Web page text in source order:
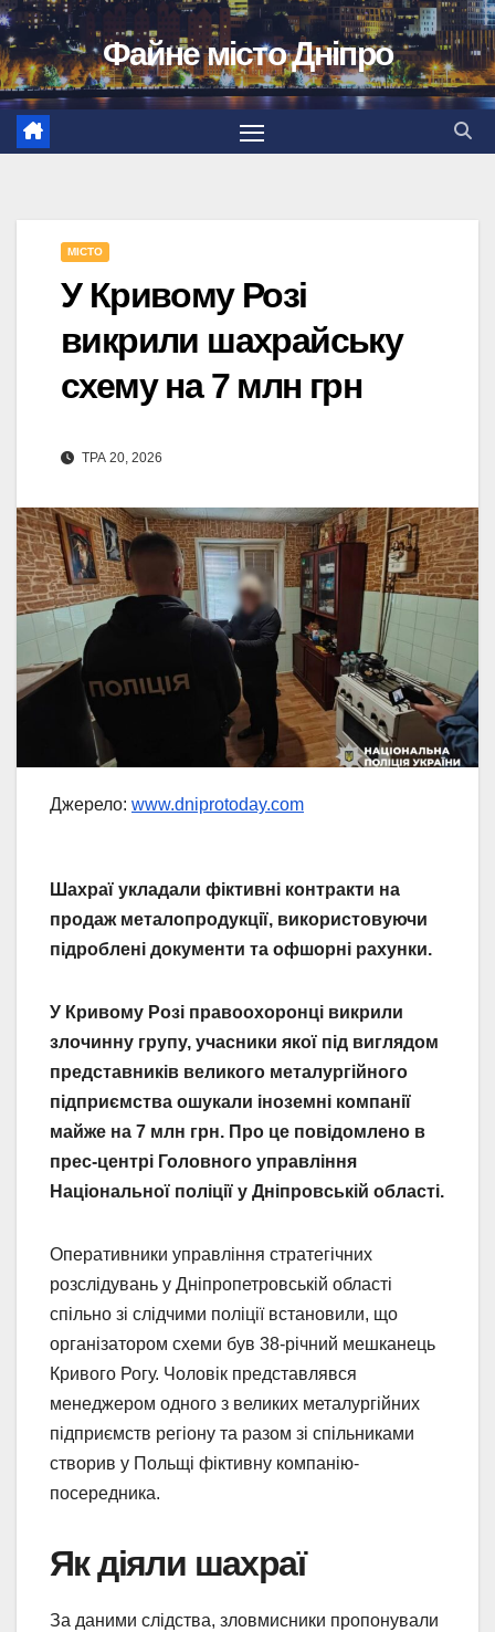
Перейти
до
вмісту
Файне місто Дніпро
МІСТО
У Кривому Розі
викрили шахрайську
схему на 7 млн грн
ТРА 20, 2026
Джерело: www.dniprotoday.com
Шахраї укладали фіктивні контракти на
продаж металопродукції, використовуючи
підроблені документи та офшорні рахунки.
У Кривому Розі правоохоронці викрили
злочинну групу, учасники якої під виглядом
представників великого металургійного
підприємства ошукали іноземні компанії
майже на 7 млн грн. Про це повідомлено в
прес-центрі Головного управління
Національної поліції у Дніпровській області.
Оперативники управління стратегічних
розслідувань у Дніпропетровській області
спільно зі слідчими поліції встановили, що
організатором схеми був 38-річний мешканець
Кривого Рогу. Чоловік представлявся
менеджером одного з великих металургійних
підприємств регіону та разом зі спільниками
створив у Польщі фіктивну компанію-
посередника.
Як діяли шахраї
За даними слідства, зловмисники пропонували